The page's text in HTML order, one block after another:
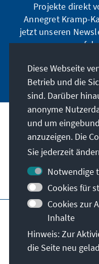
Projekte direkt
Annegret Kramp-
jetzt unseren
auf
Unser Auftrag
Kontakt
Weitere Angebote
Erklärung zur
Diese Webseite
Betrieb und die
sind. Darüber
anonyme
und um
anzuzeigen. Die
Sie jederzeit
Notwendige
Cookies für
Cookies zur
Inhalte
Hinweis: Zur
die Seite neu